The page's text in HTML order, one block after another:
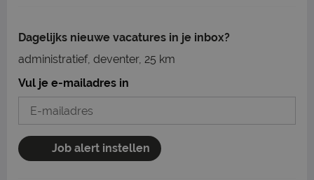
Dagelijks nieuwe vacatures in je inbox?
administratief, deventer, 25 km
Vul je e-mailadres in
Job alert instellen